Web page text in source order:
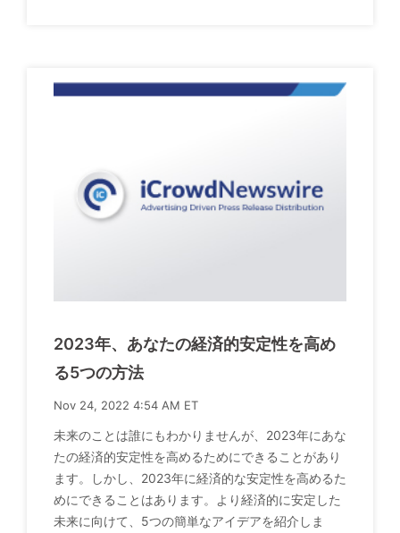
2023年、あなたの経済的安定性を高め
る5つの方法
Nov 24, 2022 4:54 AM ET
未来のことは誰にもわかりませんが、2023年にあな
たの経済的安定性を高めるためにできることがあり
ます。しかし、2023年に経済的な安定性を高めるた
めにできることはあります。より経済的に安定した
未来に向けて、5つの簡単なアイデアを紹介しま